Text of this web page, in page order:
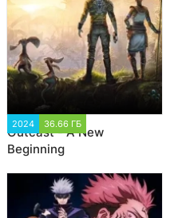
2024 36.66 ГБ
Outcast - A New
Beginning